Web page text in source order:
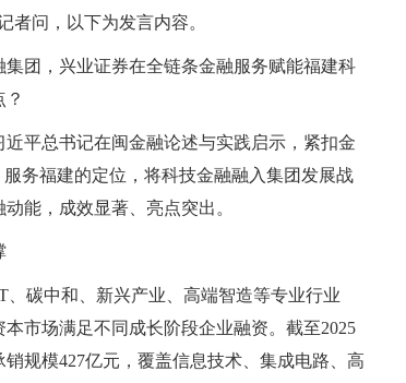
者问，以下为发言内容。
团，兴业证券在全链条金融服务赋能福建科
平总书记在闽金融论述与实践启示，紧扣金
务福建的定位，将科技金融融入集团发展战
能，成效显著、亮点突出。
碳中和、新兴产业、高端智造等专业行业
市场满足不同成长阶段企业融资。截至2025
规模427亿元，覆盖信息技术、集成电路、高